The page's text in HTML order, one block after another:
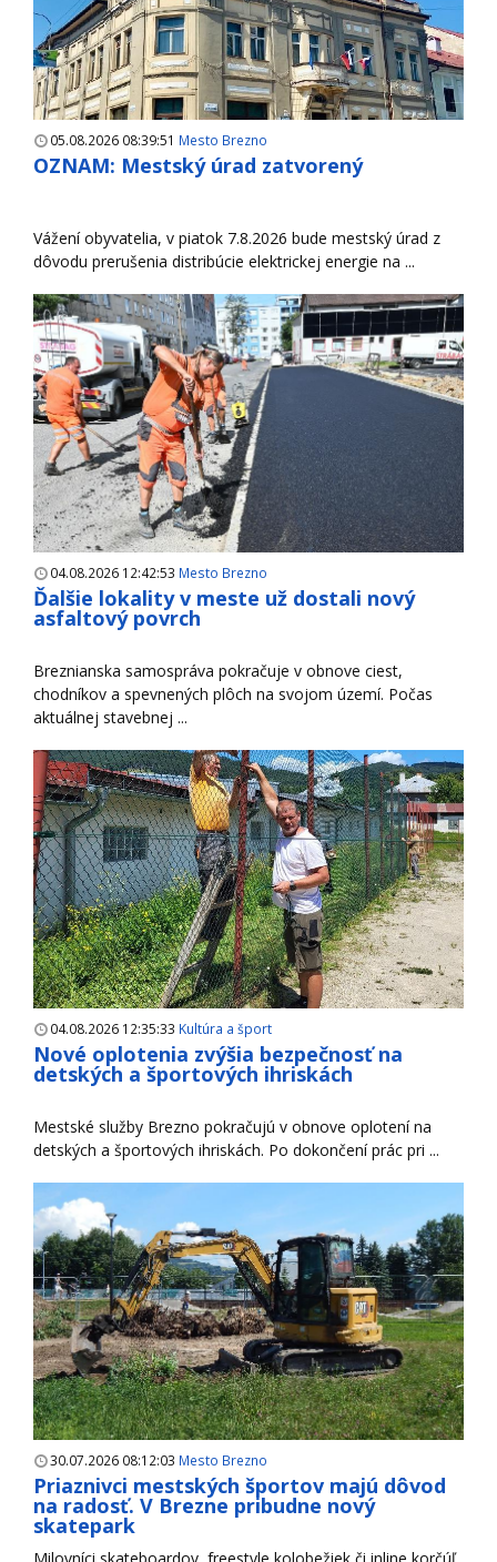
05.08.2026 08:39:51 Mesto Brezno
OZNAM: Mestský úrad zatvorený
Vážení obyvatelia, v piatok 7.8.2026 bude mestský úrad z
dôvodu prerušenia distribúcie elektrickej energie na ...
04.08.2026 12:42:53 Mesto Brezno
Ďalšie lokality v meste už dostali nový
asfaltový povrch
Breznianska samospráva pokračuje v obnove ciest,
chodníkov a spevnených plôch na svojom území. Počas
aktuálnej stavebnej ...
04.08.2026 12:35:33 Kultúra a šport
Nové oplotenia zvýšia bezpečnosť na
detských a športových ihriskách
Mestské služby Brezno pokračujú v obnove oplotení na
detských a športových ihriskách. Po dokončení prác pri ...
30.07.2026 08:12:03 Mesto Brezno
Priaznivci mestských športov majú dôvod
na radosť. V Brezne pribudne nový
skatepark